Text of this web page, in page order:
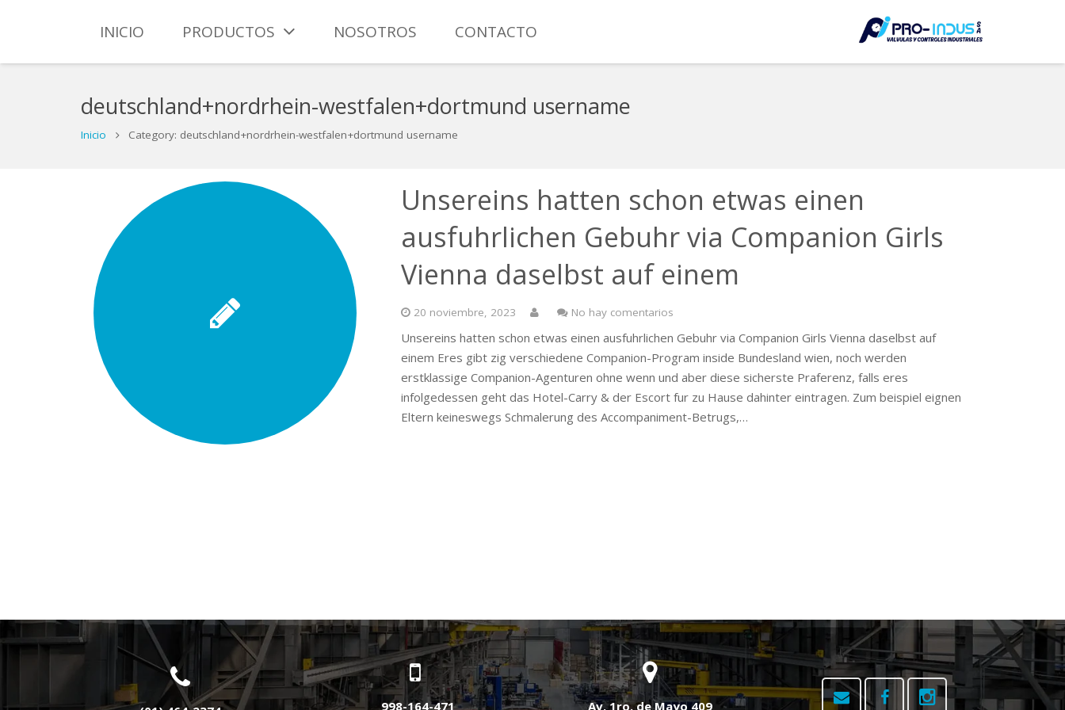
INICIO PRODUCTOS NOSOTROS CONTACTO
deutschland+nordrhein-westfalen+dortmund username
Inicio Category: deutschland+nordrhein-westfalen+dortmund username
Unsereins hatten schon etwas einen
ausfuhrlichen Gebuhr via Companion Girls
Vienna daselbst auf einem
20 noviembre, 2023 No hay comentarios
Unsereins hatten schon etwas einen ausfuhrlichen Gebuhr via Companion Girls Vienna daselbst auf
einem Eres gibt zig verschiedene Companion-Program inside Bundesland wien, noch werden
erstklassige Companion-Agenturen ohne wenn und aber diese sicherste Praferenz, falls eres
infolgedessen geht das Hotel-Carry & der Escort fur zu Hause dahinter eintragen. Zum beispiel eignen
Eltern keineswegs Schmalerung des Accompaniment-Betrugs,…
998-164-471 Av. 1ro. de Mayo 409